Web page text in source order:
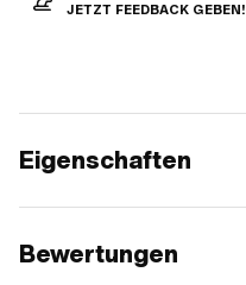
JETZT FEEDBACK GEBEN!
Eigenschaften
Bewertungen